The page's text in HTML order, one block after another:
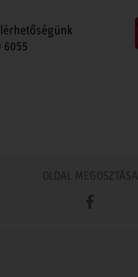
6055
OLDAL MEGOSZTÁSA
Facebook